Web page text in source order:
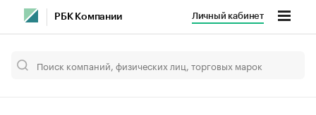
РБК Компании Личный кабинет